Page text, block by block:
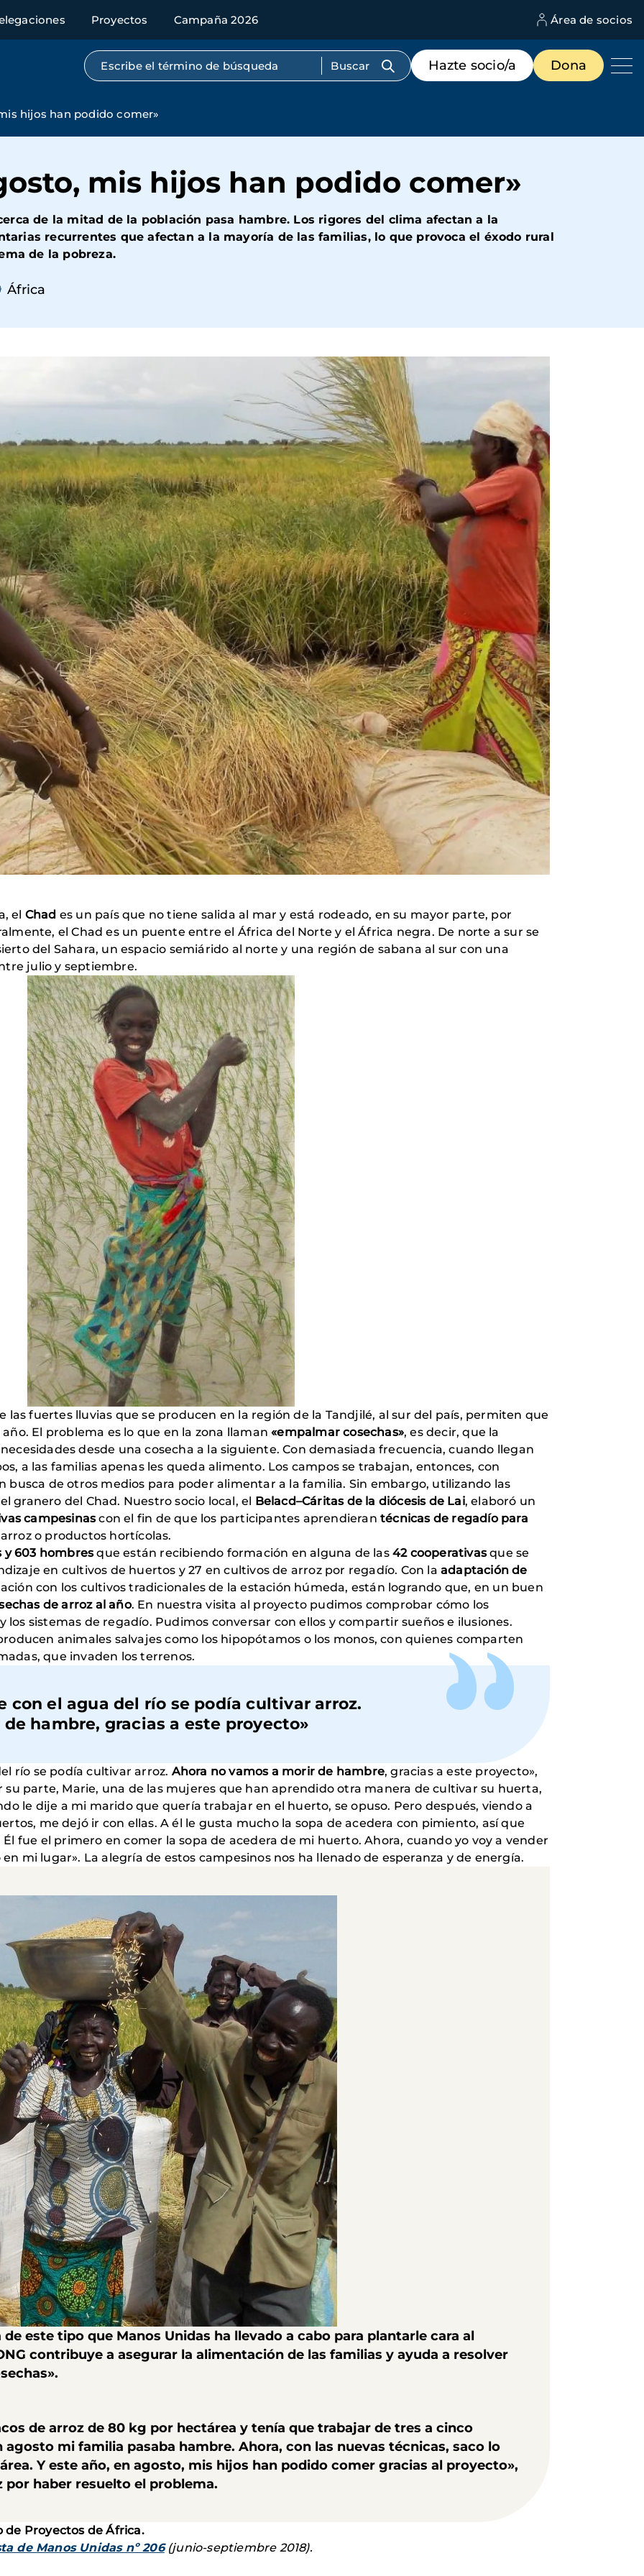
Proyectos Campaña 2026 Área de socios
Búsqueda por texto completo
Menú
de
destacados
Hazte socio/a Dona
hijos han podido comer»
mis hijos han podido comer»
de la mitad de la población pasa hambre. Los rigores del clima afectan a la
recurrentes que afectan a la mayoría de las familias, lo que provoca el éxodo rural
de la pobreza.
África
el Chad es un país que no tiene salida al mar y está rodeado, en su mayor parte, por
el Chad es un puente entre el África del Norte y el África negra. De norte a sur se
del Sahara, un espacio semiárido al norte y una región de sabana al sur con una
julio y septiembre.
las fuertes lluvias que se producen en la región de la Tandjilé, al sur del país, permiten que
El problema es lo que en la zona llaman«empalmar cosechas», es decir, que la
desde una cosecha a la siguiente. Con demasiada frecuencia, cuando llegan
a las familias apenas les queda alimento. Los campos se trabajan, entonces, con
busca de otros medios para poder alimentar a la familia. Sin embargo, utilizando las
granero del Chad. Nuestro socio local, el Belacd–Cáritas de la diócesis de Lai, elaboró un
campesinascon el fin de que los participantes aprendierantécnicas de regadío para
o productos hortícolas.
y 603 hombresque están recibiendo formación en alguna de las42 cooperativasque se
en cultivos de huertos y 27 en cultivos de arroz por regadío. Con laadaptación de
con los cultivos tradicionales de la estación húmeda, están logrando que, en un buen
de arroz al año. En nuestra visita al proyecto pudimos comprobar cómo los
sistemas de regadío. Pudimos conversar con ellos y compartir sueños e ilusiones.
animales salvajes como los hipopótamos o los monos, con quienes comparten
que invaden los terrenos.
con el agua del río se podía cultivar arroz.
hambre, gracias a este proyecto»
río se podía cultivar arroz. Ahora no vamos a morir de hambre, gracias a este proyecto»,
parte, Marie, una de las mujeres que han aprendido otra manera de cultivar su huerta,
le dije a mi marido que quería trabajar en el huerto, se opuso. Pero después, viendo a
me dejó ir con ellas. A él le gusta mucho la sopa de acedera con pimiento, así que
fue el primero en comer la sopa de acedera de mi huerto. Ahora, cuando yo voy a vender
mi lugar». La alegría de estos campesinos nos ha llenado de esperanza y de energía.
este tipo que Manos Unidas ha llevado a cabo para plantarle cara al
contribuye a asegurar la alimentación de las familias y ayuda a resolver
de arroz de 80 kg por hectárea y tenía que trabajar de tres a cinco
agosto mi familia pasaba hambre. Ahora, con las nuevas técnicas, saco lo
Y este año, en agosto, mis hijos han podido comer gracias al proyecto»,
haber resuelto el problema.
de Proyectos de África.
de Manos Unidas nº 206(junio-septiembre 2018).